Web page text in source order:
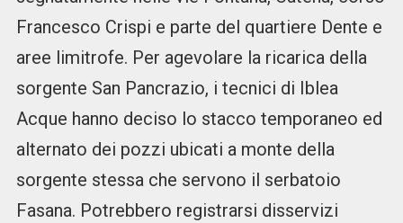
Francesco Crispi e parte del quartiere Dente e
aree limitrofe. Per agevolare la ricarica della
sorgente San Pancrazio, i tecnici di Iblea
Acque hanno deciso lo stacco temporaneo ed
alternato dei pozzi ubicati a monte della
sorgente stessa che servono il serbatoio
Fasana. Potrebbero registrarsi disservizi